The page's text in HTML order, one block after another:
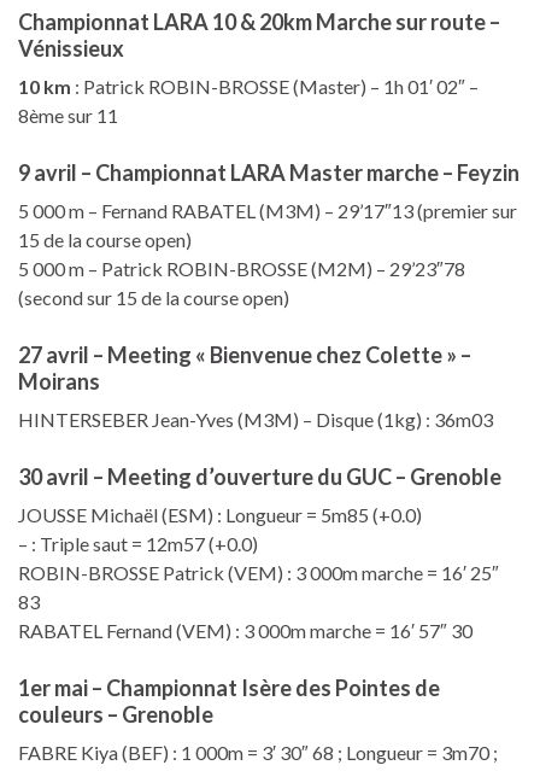
Championnat LARA 10 & 20km Marche sur route –
Vénissieux
10 km : Patrick ROBIN-BROSSE (Master) – 1h 01′ 02″ –
8ème sur 11
9 avril – Championnat LARA Master marche – Feyzin
5 000 m – Fernand RABATEL (M3M) – 29’17″13 (premier sur
15 de la course open)
5 000 m – Patrick ROBIN-BROSSE (M2M) – 29’23″78
(second sur 15 de la course open)
27 avril – Meeting « Bienvenue chez Colette » –
Moirans
HINTERSEBER Jean-Yves (M3M) – Disque (1kg) : 36m03
30 avril – Meeting d’ouverture du GUC – Grenoble
JOUSSE Michaël (ESM) : Longueur = 5m85 (+0.0)
– : Triple saut = 12m57 (+0.0)
ROBIN-BROSSE Patrick (VEM) : 3 000m marche = 16′ 25″
83
RABATEL Fernand (VEM) : 3 000m marche = 16′ 57″ 30
1er mai – Championnat Isère des Pointes de
couleurs – Grenoble
FABRE Kiya (BEF) : 1 000m = 3′ 30″ 68 ; Longueur = 3m70 ;